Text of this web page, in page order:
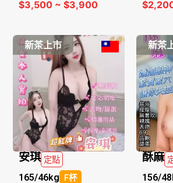
$3,500 ~ $3,900
新茶上市
安琪 定點
165/46kg F杯
新茶
酥麻
156/